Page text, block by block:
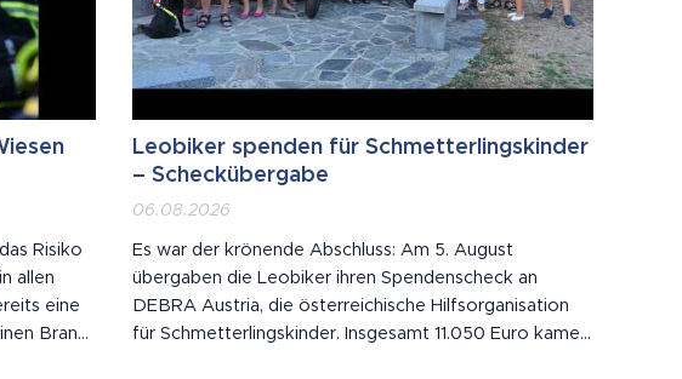
Risiko
allen
eine
Brand
Leobiker spenden für Schmetterlingskinder
– Scheckübergabe
06.08.2026
Es war der krönende Abschluss: Am 5. August
übergaben die Leobiker ihren Spendenscheck an
DEBRA Austria, die österreichische Hilfsorganisation
für Schmetterlingskinder. Insgesamt 11.050 Euro kamen